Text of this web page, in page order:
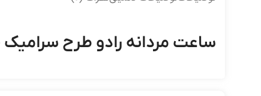
ساعت مردانه رادو طرح سرامیک Rado